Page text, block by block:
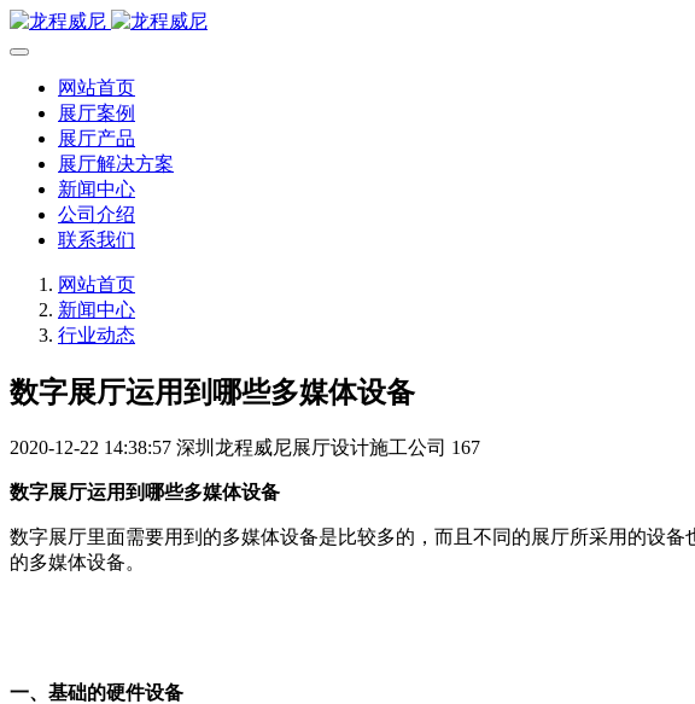
网站首页
展厅案例
展厅产品
展厅解决方案
新闻中心
公司介绍
联系我们
网站首页
新闻中心
行业动态
数字展厅运用到哪些多媒体设备
2020-12-22 14:38:57 深圳龙程威尼展厅设计施工公司 167
数字展厅运用到哪些多媒体设备
数字展厅里面需要用到的多媒体设备是比较多的，而且不同的展厅所采用的设
的多媒体设备。
一、基础的硬件设备